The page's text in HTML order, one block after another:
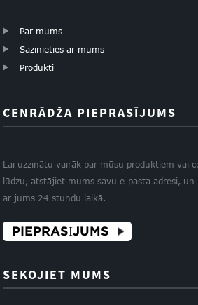
Par mums
Sazinieties ar mums
Produkti
CENRĀDŽA PIEPRASĪJUMS
Lai uzzinātu vairāk par mūsu produktiem vai
lūdzu, atstājiet mums savu e-pasta adresi, un
ar jums 24 stundu laikā.
PIEPRASĪJUMS
SEKOJIET MUMS